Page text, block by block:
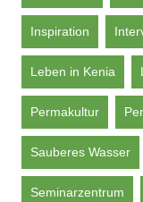
Inspiration
Leben in Kenia
Permakultur
Sauberes Wasser
Seminarzentrum